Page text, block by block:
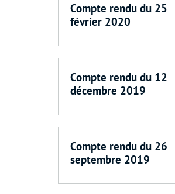
Compte rendu du 25
février 2020
Compte rendu du 12
décembre 2019
Compte rendu du 26
septembre 2019